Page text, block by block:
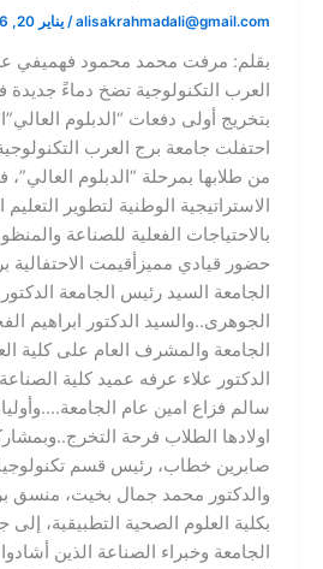
alisakrahmadali@gmail.com
/يناير 20, 2026
بقلم: مرفت محمد محمود فهمي​في
العرب التكنولوجية تضخ دماءً
بتخريج أولى دفعات “الدبلوم
احتفلت جامعة برج العرب
من طلابها بمرحلة “الدبلوم
الاستراتيجية الوطنية لتطوير
بالاحتياجات الفعلية للصناعة
حضور قيادي مميز​أقيمت الاحتفالية
الجامعة السيد رئيس الجامعة
الجوهرى..والسيد الدكتور ابراهيم
الجامعة والمشرف العام على كلية
الدكتور علاء عرفه عميد كلية
سالم فزاع امين عام
اولادها الطلاب فرحة
صابرين خطاب، رئيس قسم
والدكتور محمد جمال بخيت، منسق
بكلية العلوم الصحية التطبيقية،
الجامعة وخبراء الصناعة الذين